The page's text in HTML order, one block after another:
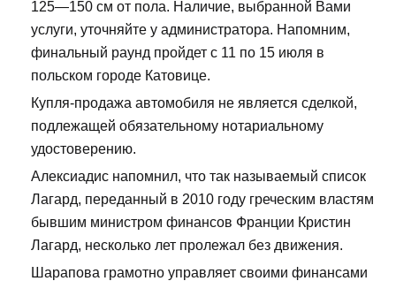
125—150 см от пола. Наличие, выбранной Вами
услуги, уточняйте у администратора. Напомним,
финальный раунд пройдет с 11 по 15 июля в
польском городе Катовице.
Купля-продажа автомобиля не является сделкой,
подлежащей обязательному нотариальному
удостоверению.
Алексиадис напомнил, что так называемый список
Лагард, переданный в 2010 году греческим властям
бывшим министром финансов Франции Кристин
Лагард, несколько лет пролежал без движения.
Шарапова грамотно управляет своими финансами